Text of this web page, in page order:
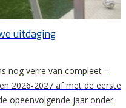
uitdaging
nog verre van compleet –
2026-2027 af met de eerste
opeenvolgende jaar onder